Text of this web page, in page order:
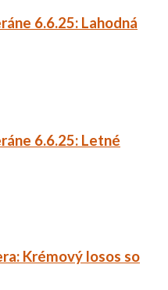
6.6.25: Lahodná
6.6.25: Letné
Krémový losos so